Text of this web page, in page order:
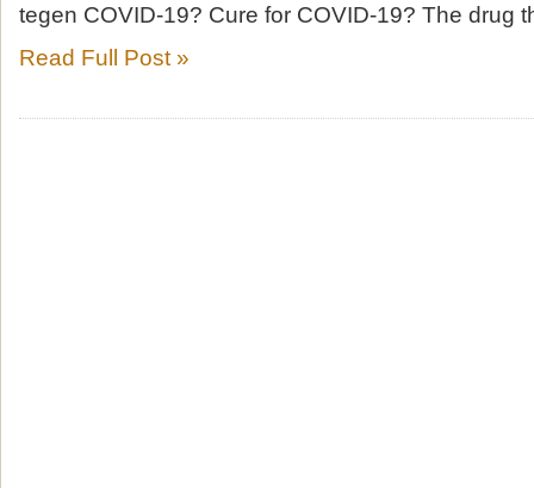
tegen COVID-19? Cure for COVID-19? The drug
Read Full Post »